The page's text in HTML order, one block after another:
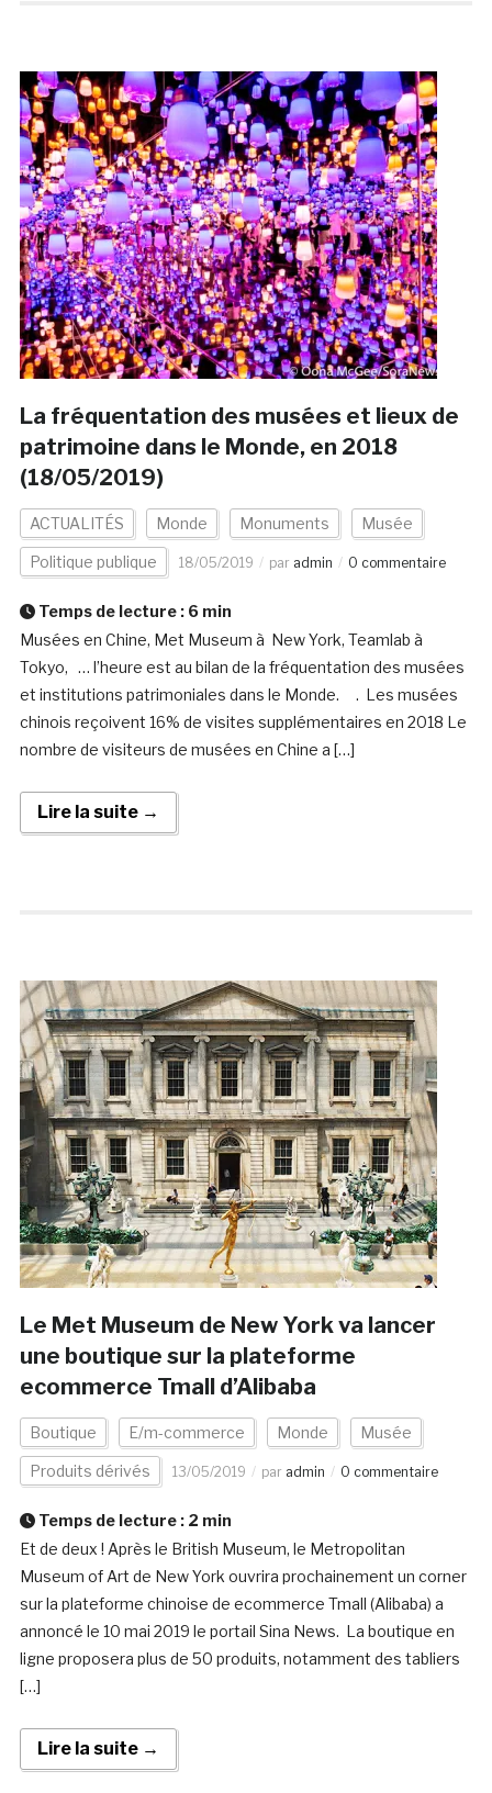
La fréquentation des musées et lieux de
patrimoine dans le Monde, en 2018
(18/05/2019)
ACTUALITÉS Monde Monuments Musée
Politique publique 18/05/2019 par admin 0 commentaire
Temps de lecture : 6 min
Musées en Chine, Met Museum à New York, Teamlab à
Tokyo, … l’heure est au bilan de la fréquentation des musées
et institutions patrimoniales dans le Monde. . Les musées
chinois reçoivent 16% de visites supplémentaires en 2018 Le
nombre de visiteurs de musées en Chine a […]
Lire la suite →
Le Met Museum de New York va lancer
une boutique sur la plateforme
ecommerce Tmall d’Alibaba
Boutique E/m-commerce Monde Musée
Produits dérivés 13/05/2019 par admin 0 commentaire
Temps de lecture : 2 min
Et de deux ! Après le British Museum, le Metropolitan
Museum of Art de New York ouvrira prochainement un corner
sur la plateforme chinoise de ecommerce Tmall (Alibaba) a
annoncé le 10 mai 2019 le portail Sina News. La boutique en
ligne proposera plus de 50 produits, notamment des tabliers
[…]
Lire la suite →